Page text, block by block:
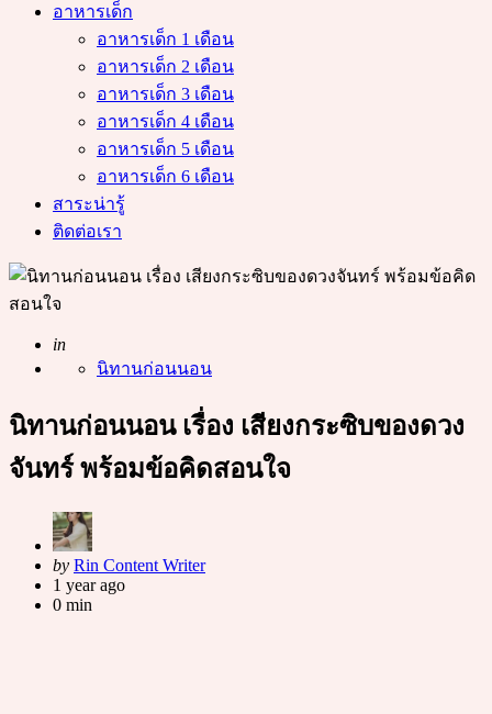
อาหารเด็ก
อาหารเด็ก 1 เดือน
อาหารเด็ก 2 เดือน
อาหารเด็ก 3 เดือน
อาหารเด็ก 4 เดือน
อาหารเด็ก 5 เดือน
อาหารเด็ก 6 เดือน
สาระน่ารู้
ติดต่อเรา
Posted
in
นิทานก่อนนอน
นิทานก่อนนอน เรื่อง เสียงกระซิบของดวง
จันทร์ พร้อมข้อคิดสอนใจ
Posted
by
by Rin Content Writer
1 year ago
0 min